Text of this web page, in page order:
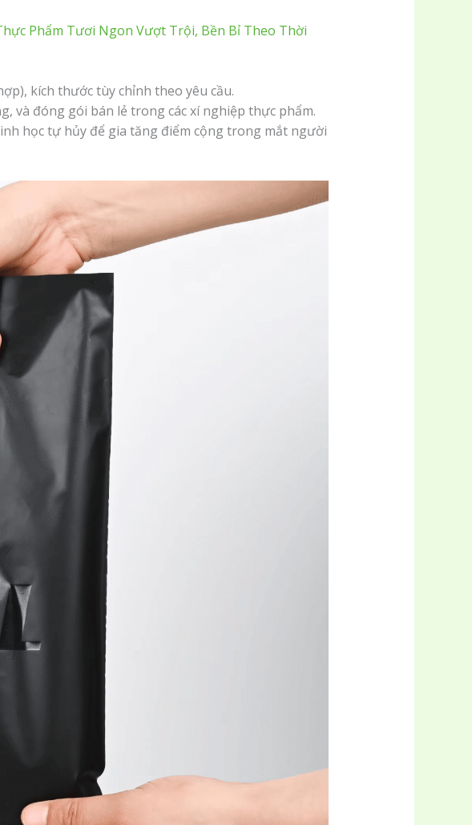
Phẩm Tươi Ngon Vượt Trội, Bền Bỉ Theo Thời
kích thước tùy chỉnh theo yêu cầu.
và đóng gói bán lẻ trong các xí nghiệp thực phẩm.
học tự hủy để gia tăng điểm cộng trong mắt người